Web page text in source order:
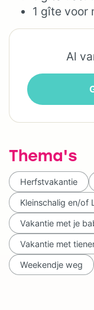
1 gîte voor
Al
Thema's
Herfstvakantie
Kleinschalig en/of
Vakantie met je
Vakantie met
Weekendje weg